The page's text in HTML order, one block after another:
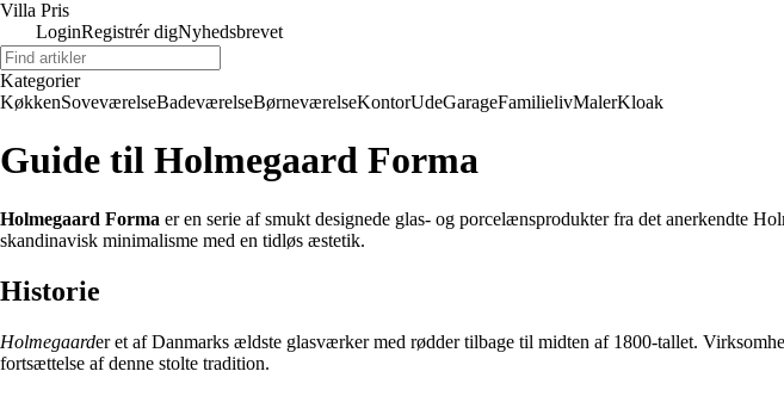
Villa Pris
LoginRegistrér digNyhedsbrevet
Kategorier
KøkkenSoveværelseBadeværelseBørneværelseKontorUdeGarageFamilielivMalerKloak
Guide til Holmegaard Forma
Holmegaard Forma er en serie af smukt designede glas- og porcelænsprodukter fra det anerkendte
skandinavisk minimalisme med en tidløs æstetik.
Historie
Holmegaarder et af Danmarks ældste glasværker med rødder tilbage til midten af 1800-tallet.
fortsættelse af denne stolte tradition.